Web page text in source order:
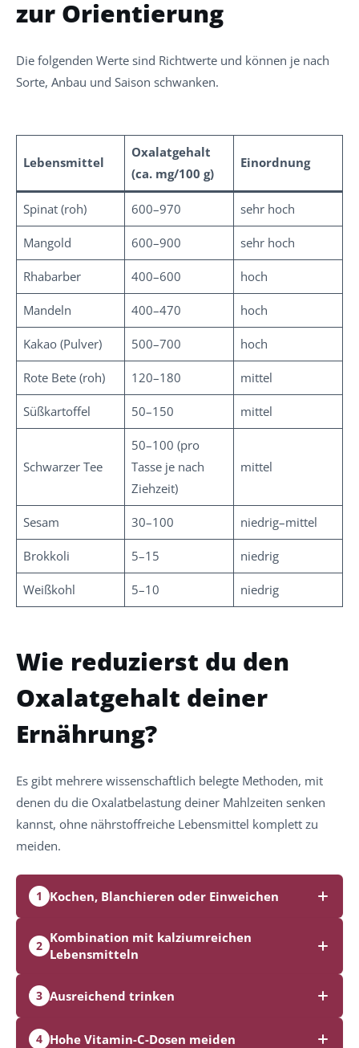
zur Orientierung
Die folgenden Werte sind Richtwerte und können je nach
Sorte, Anbau und Saison schwanken.
Lebensmittel
Oxalatgehalt
(ca. mg/100 g)
Einordnung
Spinat (roh) 600–970 sehr hoch
Mangold 600–900 sehr hoch
Rhabarber 400–600 hoch
Mandeln 400–470 hoch
Kakao (Pulver) 500–700 hoch
Rote Bete (roh) 120–180 mittel
Süßkartoffel 50–150 mittel
Schwarzer Tee
50–100 (pro
Tasse je nach
Ziehzeit)
mittel
Sesam 30–100 niedrig–mittel
Brokkoli 5–15 niedrig
Weißkohl 5–10 niedrig
Wie reduzierst du den
Oxalatgehalt deiner
Ernährung?
Es gibt mehrere wissenschaftlich belegte Methoden, mit
denen du die Oxalatbelastung deiner Mahlzeiten senken
kannst, ohne nährstoffreiche Lebensmittel komplett zu
meiden.
1 Kochen, Blanchieren oder Einweichen
2
Kombination mit kalziumreichen
Lebensmitteln
3 Ausreichend trinken
4 Hohe Vitamin-C-Dosen meiden